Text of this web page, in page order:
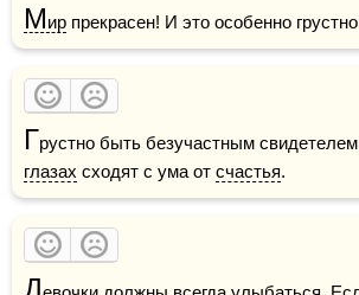
Мир прекрасен! И это особенно
Г
глазах сходят с ума от счастья.
Д